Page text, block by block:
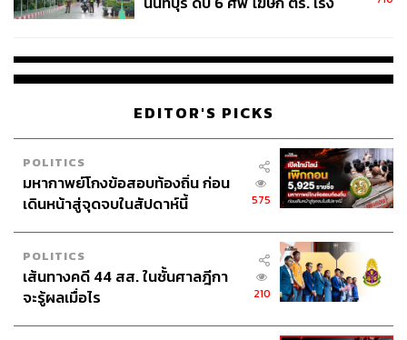
EDITOR'S PICKS
POLITICS
มหากาพย์โกงข้อสอบท้องถิ่น ก่อน
เดินหน้าสู่จุดจบในสัปดาห์นี้
575
POLITICS
เส้นทางคดี 44 สส. ในชั้นศาลฎีกา
จะรู้ผลเมื่อไร
210